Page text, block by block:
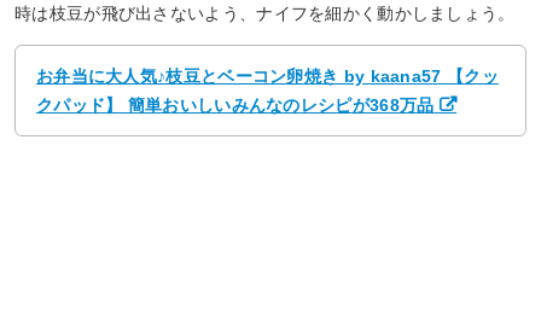
時は枝豆が飛び出さないよう、ナイフを細かく動かしましょう。
お弁当に大人気♪枝豆とベーコン卵焼き by kaana57 【クッ
クパッド】 簡単おいしいみんなのレシピが368万品